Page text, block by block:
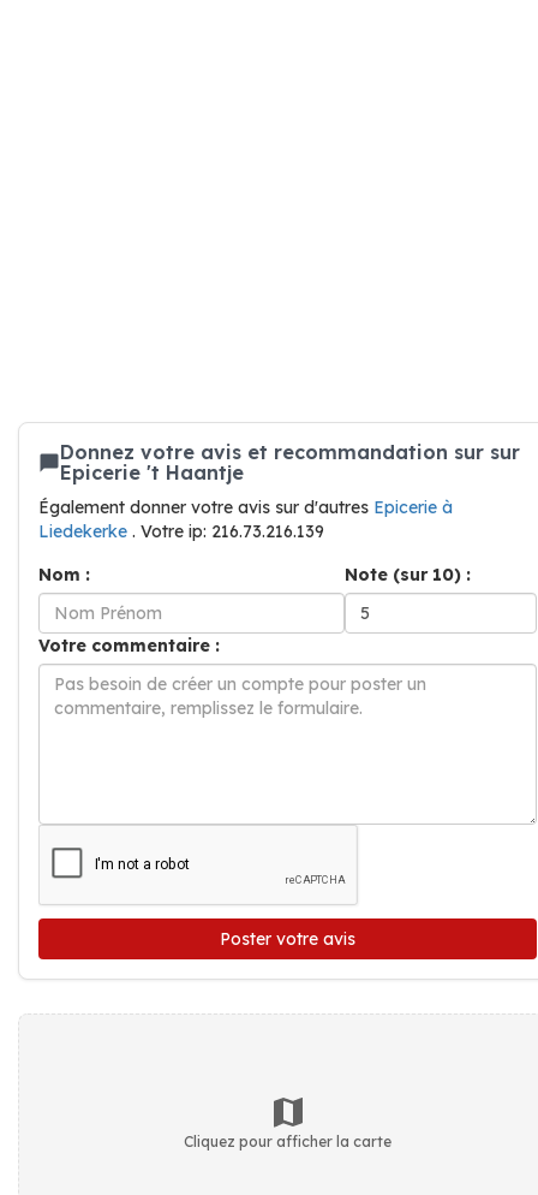
Donnez votre avis et recommandation sur sur
Epicerie 't Haantje
Également donner votre avis sur d'autres Epicerie à
Liedekerke . Votre ip: 216.73.216.139
Nom :
Note (sur 10) :
Votre commentaire :
Poster votre avis
Cliquez pour afficher la carte